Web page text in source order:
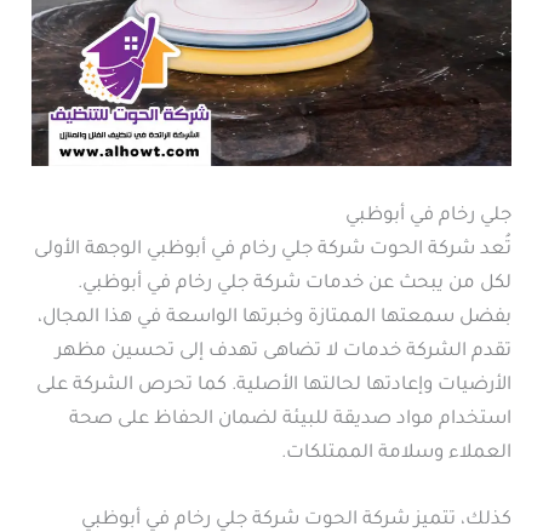
جلي رخام في أبوظبي
تُعد شركة الحوت شركة جلي رخام في أبوظبي الوجهة الأولى
لكل من يبحث عن خدمات شركة جلي رخام في أبوظبي.
بفضل سمعتها الممتازة وخبرتها الواسعة في هذا المجال،
تقدم الشركة خدمات لا تضاهى تهدف إلى تحسين مظهر
الأرضيات وإعادتها لحالتها الأصلية. كما تحرص الشركة على
استخدام مواد صديقة للبيئة لضمان الحفاظ على صحة
العملاء وسلامة الممتلكات.
كذلك، تتميز شركة الحوت شركة جلي رخام في أبوظبي